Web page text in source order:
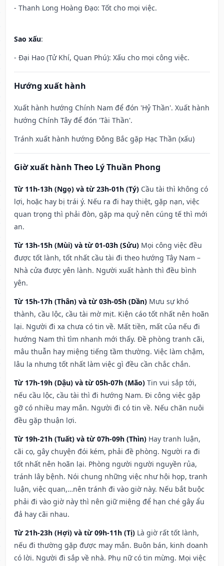
- Thanh Long Hoàng Đạo: Tốt cho mọi việc.
Sao xấu:
- Đại Hao (Tử Khí, Quan Phú): Xấu cho mọi công việc.
Hướng xuất hành
Xuất hành hướng Chính Nam để đón 'Hỷ Thần'. Xuất hành
hướng Chính Tây để đón 'Tài Thần'.
Tránh xuất hành hướng Đông Bắc gặp Hạc Thần (xấu)
Giờ xuất hành Theo Lý Thuần Phong
Từ 11h-13h (Ngọ) và từ 23h-01h (Tý) Cầu tài thì không có
lợi, hoặc hay bị trái ý. Nếu ra đi hay thiệt, gặp nạn, việc
quan trọng thì phải đòn, gặp ma quỷ nên cúng tế thì mới
an.
Từ 13h-15h (Mùi) và từ 01-03h (Sửu) Mọi công việc đều
được tốt lành, tốt nhất cầu tài đi theo hướng Tây Nam –
Nhà cửa được yên lành. Người xuất hành thì đều bình
yên.
Từ 15h-17h (Thân) và từ 03h-05h (Dần) Mưu sự khó
thành, cầu lộc, cầu tài mờ mịt. Kiện cáo tốt nhất nên hoãn
lại. Người đi xa chưa có tin về. Mất tiền, mất của nếu đi
hướng Nam thì tìm nhanh mới thấy. Đề phòng tranh cãi,
mâu thuẫn hay miệng tiếng tầm thường. Việc làm chậm,
lâu la nhưng tốt nhất làm việc gì đều cần chắc chắn.
Từ 17h-19h (Dậu) và từ 05h-07h (Mão) Tin vui sắp tới,
nếu cầu lộc, cầu tài thì đi hướng Nam. Đi công việc gặp
gỡ có nhiều may mắn. Người đi có tin về. Nếu chăn nuôi
đều gặp thuận lợi.
Từ 19h-21h (Tuất) và từ 07h-09h (Thìn) Hay tranh luận,
cãi cọ, gây chuyện đói kém, phải đề phòng. Người ra đi
tốt nhất nên hoãn lại. Phòng người người nguyền rủa,
tránh lây bệnh. Nói chung những việc như hội họp, tranh
luận, việc quan,…nên tránh đi vào giờ này. Nếu bắt buộc
phải đi vào giờ này thì nên giữ miệng để hạn ché gây ẩu
đả hay cãi nhau.
Từ 21h-23h (Hợi) và từ 09h-11h (Tị) Là giờ rất tốt lành,
nếu đi thường gặp được may mắn. Buôn bán, kinh doanh
có lời. Người đi sắp về nhà. Phụ nữ có tin mừng. Mọi việc